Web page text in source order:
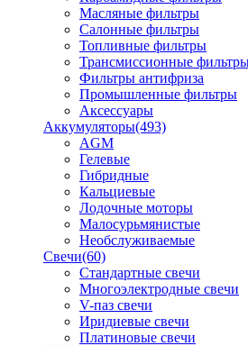
Масляные фильтры
Салонные фильтры
Топливные фильтры
Трансмиссионные
Фильтры антифриза
Промышленные фильтры
Аксессуары
Аккумуляторы(493)
AGM
Гелевые
Гибридные
Кальциевые
Лодочные моторы
Малосурьмянистые
Необслуживаемые
Свечи(60)
Стандартные свечи
Многоэлектродные свечи
V-паз свечи
Иридиевые свечи
Платиновые свечи